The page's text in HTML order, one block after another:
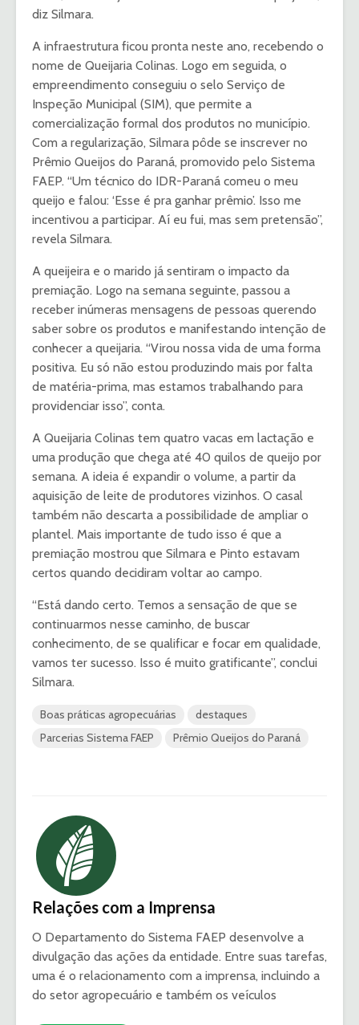
diz Silmara.
A infraestrutura ficou pronta neste ano, recebendo o
nome de Queijaria Colinas. Logo em seguida, o
empreendimento conseguiu o selo Serviço de
Inspeção Municipal (SIM), que permite a
comercialização formal dos produtos no município.
Com a regularização, Silmara pôde se inscrever no
Prêmio Queijos do Paraná, promovido pelo Sistema
FAEP. “Um técnico do IDR-Paraná comeu o meu
queijo e falou: ‘Esse é pra ganhar prêmio’. Isso me
incentivou a participar. Aí eu fui, mas sem pretensão”,
revela Silmara.
A queijeira e o marido já sentiram o impacto da
premiação. Logo na semana seguinte, passou a
receber inúmeras mensagens de pessoas querendo
saber sobre os produtos e manifestando intenção de
conhecer a queijaria. “Virou nossa vida de uma forma
positiva. Eu só não estou produzindo mais por falta
de matéria-prima, mas estamos trabalhando para
providenciar isso”, conta.
A Queijaria Colinas tem quatro vacas em lactação e
uma produção que chega até 40 quilos de queijo por
semana. A ideia é expandir o volume, a partir da
aquisição de leite de produtores vizinhos. O casal
também não descarta a possibilidade de ampliar o
plantel. Mais importante de tudo isso é que a
premiação mostrou que Silmara e Pinto estavam
certos quando decidiram voltar ao campo.
“Está dando certo. Temos a sensação de que se
continuarmos nesse caminho, de buscar
conhecimento, de se qualificar e focar em qualidade,
vamos ter sucesso. Isso é muito gratificante”, conclui
Silmara.
Boas práticas agropecuárias
destaques
Parcerias Sistema FAEP
Prêmio Queijos do Paraná
Relações com a Imprensa
O Departamento do Sistema FAEP desenvolve a
divulgação das ações da entidade. Entre suas tarefas,
uma é o relacionamento com a imprensa, incluindo a
do setor agropecuário e também os veículos